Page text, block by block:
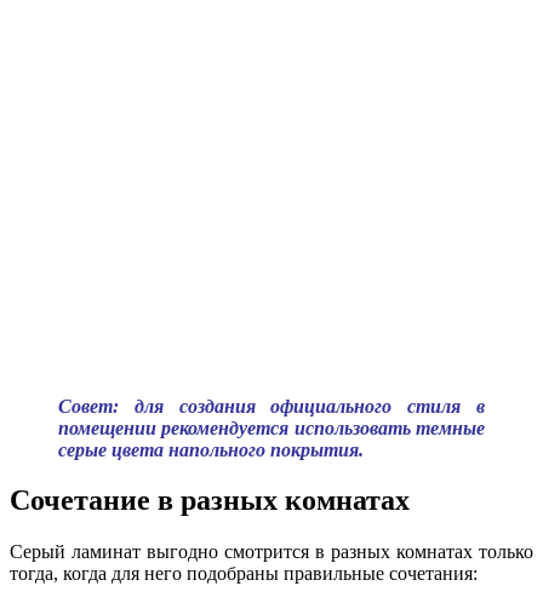
Совет: для создания официального стиля в
помещении рекомендуется использовать темные
серые цвета напольного покрытия.
Сочетание в разных комнатах
Серый ламинат выгодно смотрится в разных комнатах только
тогда, когда для него подобраны правильные сочетания: